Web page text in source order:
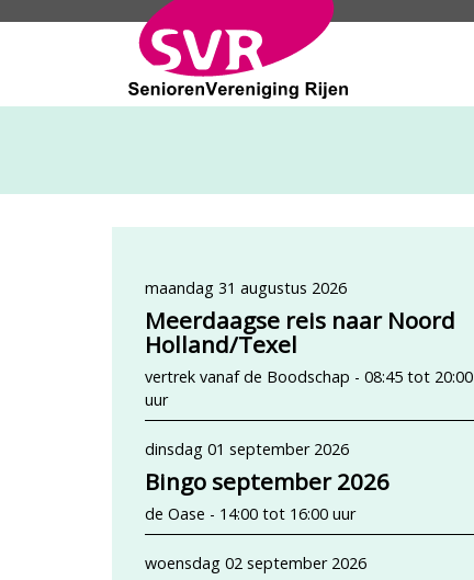
maandag 31 augustus 2026
Meerdaagse reis naar Noord
Holland/Texel
vertrek vanaf de Boodschap - 08:45 tot 20:00
uur
dinsdag 01 september 2026
Bingo september 2026
de Oase - 14:00 tot 16:00 uur
woensdag 02 september 2026